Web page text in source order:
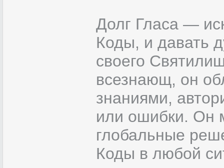
Долг Гласа —
Коды, и давать
своего
всезнающ, он
знаниями,
или ошибки. Он
глобальные
Коды в любой